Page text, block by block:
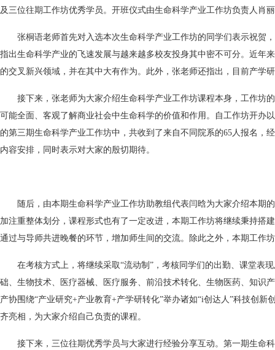
及三位往期工作坊优秀学员。开班仪式由生命科学产业工作坊负责人肖
张桐语老师首先对入选本次生命科学产业工作坊的同学们表示祝贺
指出生命科学产业的飞速发展与越来越多校友投身其中密不可分。近年
的交叉新兴领域，并在其中大有作为。此外，张老师还指出，目前产学
接下来，张老师为大家介绍生命科学产业工作坊课程本身，工作坊
可能全面、客观了解商业社会中生命科学的价值和作用。自工作坊开办
的第三期生命科学产业工作坊中，共收到了来自不同院系的65人报名，
内容安排，同时表示对大家的殷切期待。
随后，由本期生命科学产业工作坊助教组代表闫晗为大家介绍本期
加注重整体划分，课程形式也有了一定改进，本期工作坊将继续秉持搭
通过与导师共进晚餐的环节，增加师生间的交流。除此之外，本期工作
在考核方式上，将继续采取“流动制”，考核同学们的出勤、课堂表
础、生物技术、医疗器械、医疗服务、前沿技术转化、生物医药、知识
产协围绕“产业研究+产业教育+产学研转化”举办诸如“i创达人”科技创
齐亮相，为大家介绍自己负责的课程。
接下来，三位往期优秀学员与大家进行经验分享互动。第一期生命